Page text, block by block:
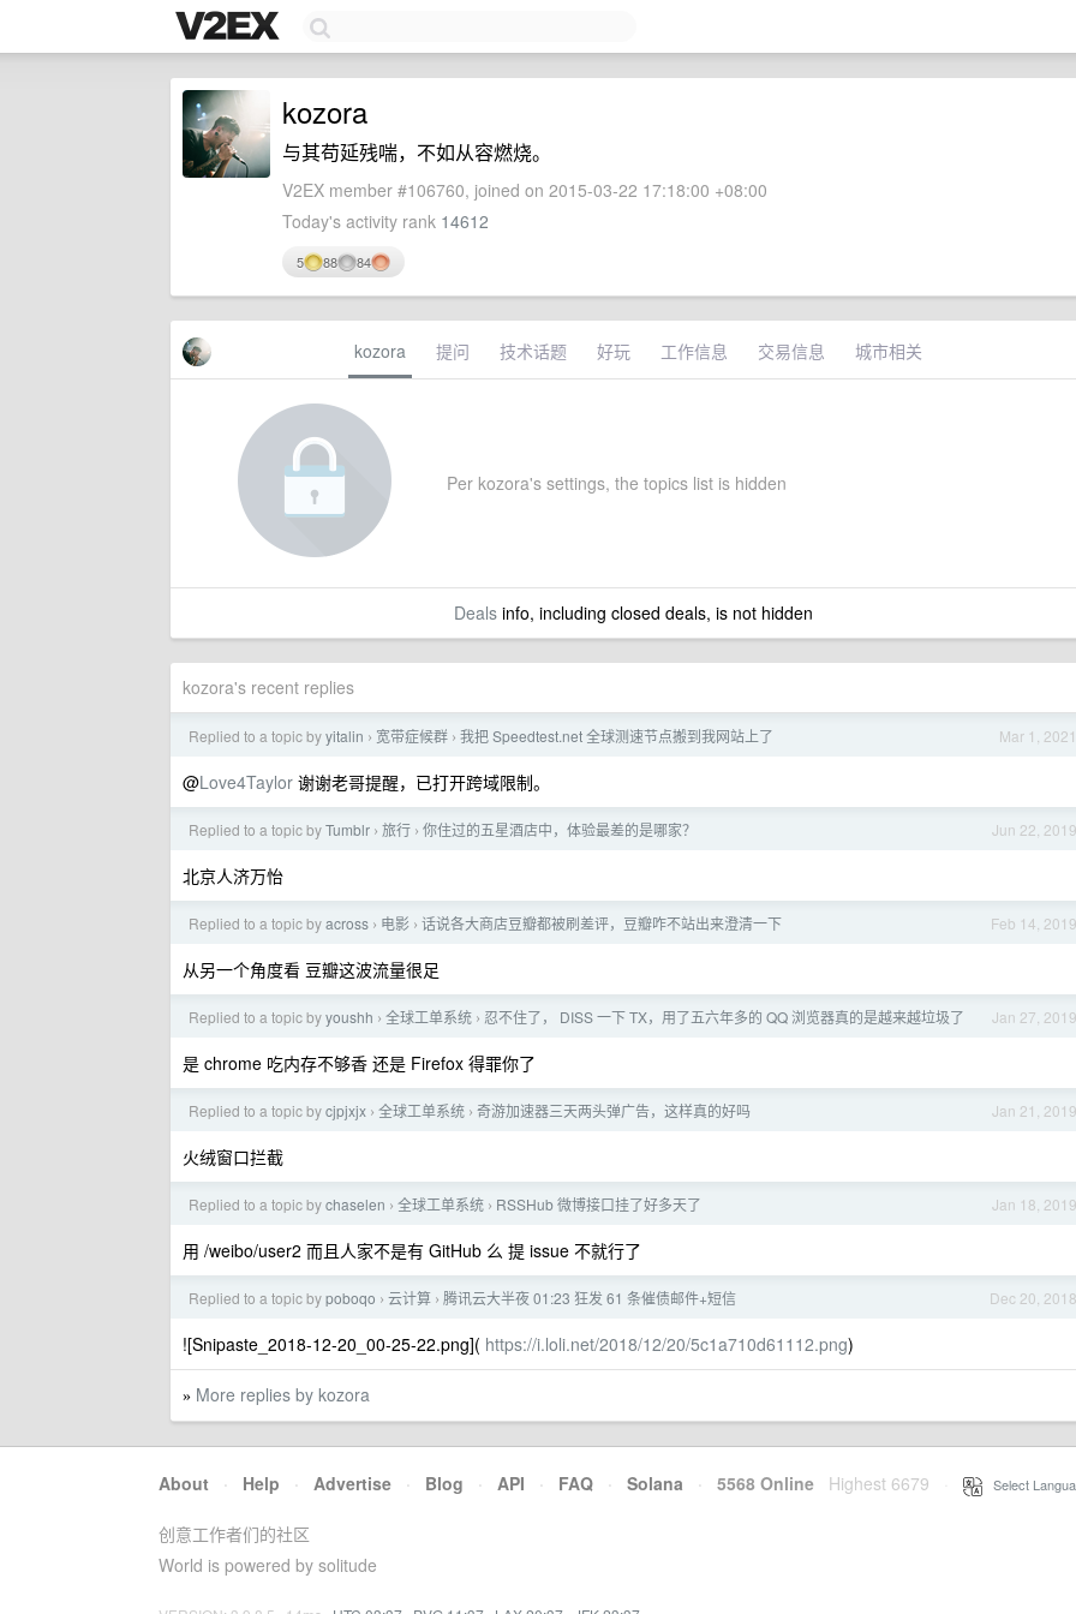
kozora
与其苟延残喘，不如从容燃烧。
V2EX member #106760, joined on 2015-03-22 17:18:00 +08:00
Today's activity rank 14612
5 88 84
kozora 提问 技术话题 好玩 工作信息 交易信息 城市相关
Per kozora's settings, the topics list is hidden
Dealsinfo, including closed deals, is not hidden
kozora's recent replies
Mar 1, 2021
Replied to a topic byyitalin › 宽带症候群 › 我把 Speedtest.net 全球测速节点搬到我网站上了
@Love4Taylor 谢谢老哥提醒，已打开跨域限制。
Jun 22, 2019
Replied to a topic byTumblr › 旅行 › 你住过的五星酒店中，体验最差的是哪家？
北京人济万怡
Feb 14, 2019
Replied to a topic byacross › 电影 › 话说各大商店豆瓣都被刷差评，豆瓣咋不站出来澄清一下
从另一个角度看 豆瓣这波流量很足
Jan 27, 2019
Replied to a topic byyoushh › 全球工单系统 › 忍不住了， DISS 一下 TX，用了五六年多的 QQ 浏览器真的是越来越垃圾了
是 chrome 吃内存不够香 还是 Firefox 得罪你了
Jan 21, 2019
Replied to a topic bycjpjxjx › 全球工单系统 › 奇游加速器三天两头弹广告，这样真的好吗
火绒窗口拦截
Jan 18, 2019
Replied to a topic bychaselen › 全球工单系统 › RSSHub 微博接口挂了好多天了
用 /weibo/user2 而且人家不是有 GitHub 么 提 issue 不就行了
Dec 20, 2018
Replied to a topic bypoboqo › 云计算 › 腾讯云大半夜 01:23 狂发 61 条催债邮件+短信
![Snipaste_2018-12-20_00-25-22.png]( https://i.loli.net/2018/12/20/5c1a710d61112.png)
» More replies by kozora
About · Help · Advertise · Blog · API · FAQ · Solana · 5568 Online Highest 6679 Select
创意工作者们的社区
World is powered by solitude